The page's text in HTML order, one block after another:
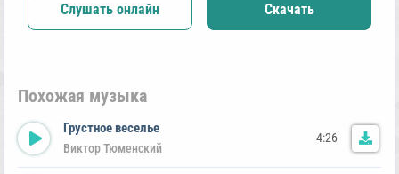
Слушать онлайн Скачать
Похожая музыка
Грустное веселье
Виктор Тюменский
4:26